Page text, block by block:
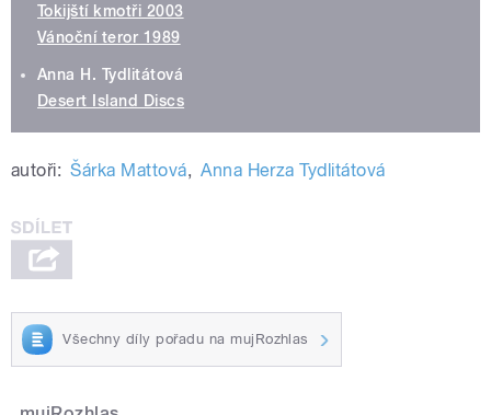
Tokijští kmotři 2003
Vánoční teror 1989
Anna H. Tydlitátová
Desert Island Discs
autoři: Šárka Mattová, Anna Herza Tydlitátová
Všechny díly pořadu na mujRozhlas